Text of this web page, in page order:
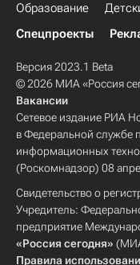
Образование
Спецпроекты
Версия 2023.1 Beta
© 2026 МИА «Россия
Вакансии
Сетевое издание РИА
в Федеральной службе
информационных
(Роскомнадзор) 08
Свидетельство о
Учредитель:
предприятие
«Россия сегодня»
Правила